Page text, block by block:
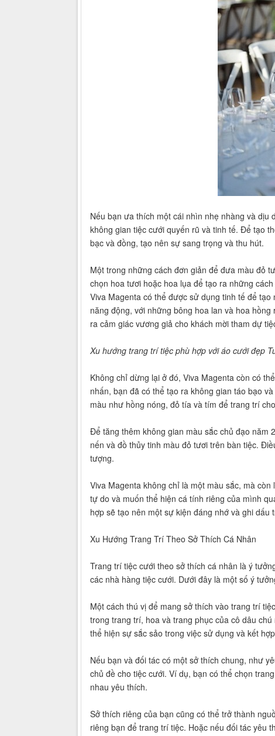
Nếu bạn ưa thích một cái nhìn nhẹ nhàng và dịu
không gian tiệc cưới quyến rũ và tinh tế. Để tạo
bạc và đồng, tạo nên sự sang trọng và thu hút.
Một trong những cách đơn giản để đưa màu đỏ
chọn hoa tươi hoặc hoa lụa để tạo ra những
Viva Magenta có thể được sử dụng tinh tế để
năng động, với những bông hoa lan và hoa
ra cảm giác vương giả cho khách mời tham dự
Xu hướng trang trí tiệc phù hợp với áo cưới đẹp
Không chỉ dừng lại ở đó, Viva Magenta còn có
nhấn, bạn đã có thể tạo ra không gian táo bạo
màu như hồng nóng, đỏ tía và tím để trang trí
Để tăng thêm không gian màu sắc chủ đạo năm
nến và đồ thủy tinh màu đỏ tươi trên bàn tiệc.
tượng.
Viva Magenta không chỉ là một màu sắc, mà
tự do và muốn thể hiện cá tính riêng của mình
hợp sẽ tạo nên một sự kiện đáng nhớ và ghi dấu
Xu Hướng Trang Trí Theo Sở Thích Cá Nhân
Trang trí tiệc cưới theo sở thích cá nhân là ý
các nhà hàng tiệc cưới. Dưới đây là một số ý
Một cách thú vị để mang sở thích vào trang trí
trong trang trí, hoa và trang phục của cô dâu
thể hiện sự sắc sảo trong việc sử dụng và kết
Nếu bạn và đối tác có một sở thích chung, như
chủ đề cho tiệc cưới. Ví dụ, bạn có thể chọn
nhau yêu thích.
Sở thích riêng của bạn cũng có thể trở thành
riêng bạn để trang trí tiệc. Hoặc nếu đối tác yêu